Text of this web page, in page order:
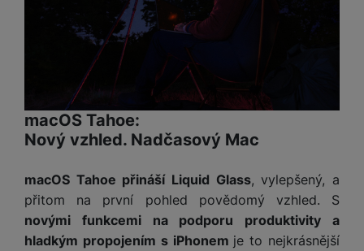
macOS Tahoe:
Nový vzhled. Nadčasový Mac
macOS Tahoe přináší Liquid Glass, vylepšený, a
přitom na první pohled povědomý vzhled. S
novými funkcemi na podporu produktivity a
hladkým propojením s iPhonem je to nejkrásnější